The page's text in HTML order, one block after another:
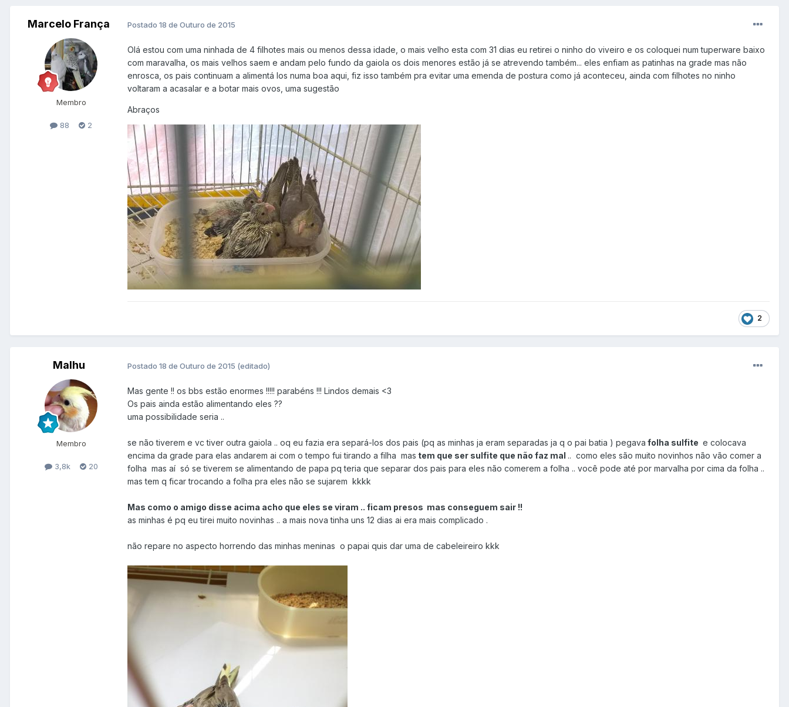
Marcelo França
Membro
88 2
Postado 18 de Outuro de 2015
Olá estou com uma ninhada de 4 filhotes mais ou menos dessa idade, o mais velho esta com 31 dias eu retirei o ninho do viveiro e os coloquei num tuperware baixo
com maravalha, os mais velhos saem e andam pelo fundo da gaiola os dois menores estão já se atrevendo também... eles enfiam as patinhas na grade mas não
enrosca, os pais continuam a alimentá los numa boa aqui, fiz isso também pra evitar uma emenda de postura como já aconteceu, ainda com filhotes no ninho
voltaram a acasalar e a botar mais ovos, uma sugestão
Abraços
2
Malhu
Membro
3,8k 20
Postado 18 de Outuro de 2015 (editado)
Mas gente !! os bbs estão enormes !!!!! parabéns !!! Lindos demais <3
Os pais ainda estão alimentando eles ??
uma possibilidade seria ..
se não tiverem e vc tiver outra gaiola .. oq eu fazia era separá-los dos pais (pq as minhas ja eram separadas ja q o pai batia ) pegava folha sulfite e colocava
encima da grade para elas andarem ai com o tempo fui tirando a filha mas tem que ser sulfite que não faz mal .. como eles são muito novinhos não vão comer a
folha mas aí só se tiverem se alimentando de papa pq teria que separar dos pais para eles não comerem a folha .. você pode até por marvalha por cima da folha ..
mas tem q ficar trocando a folha pra eles não se sujarem kkkk
Mas como o amigo disse acima acho que eles se viram .. ficam presos mas conseguem sair !!
as minhas é pq eu tirei muito novinhas .. a mais nova tinha uns 12 dias ai era mais complicado .
não repare no aspecto horrendo das minhas meninas o papai quis dar uma de cabeleireiro kkk